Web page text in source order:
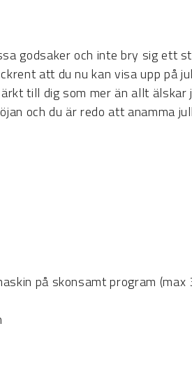
godsaker och inte bry sig ett
att du nu kan visa upp
till dig som mer än allt
och du är redo att anamma
på skonsamt program (max